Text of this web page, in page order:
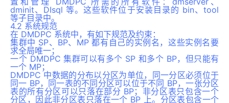
dminit、DIsql 等。这些软件位于安装目录的 bin、tool
等子目录中。
4.2 系统规范
在 DMDPC 系统中，有如下规范及约束：
集群中 SP、BP、MP 都有自己的实例名，这些实例名要
求全局唯一；
一个 DMDPC 集群可以有多个 SP 和多个 BP，但只能有
一个 MP；
DMDPC 中数据的分布以分区为单位，同一分区必须位于
同一 BP，同一表的不同分区可以位于不同 BP，一张分区
表的所有分区可以只落在部分 BP；非分区表只包含一个
分区，因此非分区表只落在一个 BP 上。分区表包含一个